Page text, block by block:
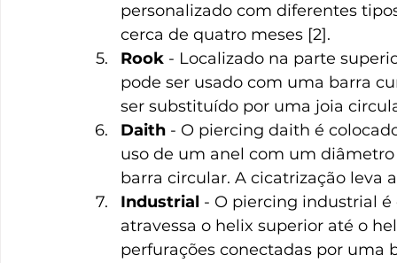
personalizado com diferentes
cerca de quatro meses [2].
Rook - Localizado na parte
pode ser usado com uma barra
ser substituído por uma joia
Daith - O piercing daith é
uso de um anel com um
barra circular. A cicatrização leva
Industrial - O piercing industrial
atravessa o helix superior até o
perfurações conectadas por uma